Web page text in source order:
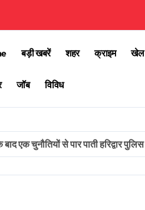
बड़ी खबरें शहर क्राइम खेल
जॉब विविध
एक चुनौतियों से पार पाती हरिद्वार पुलिस